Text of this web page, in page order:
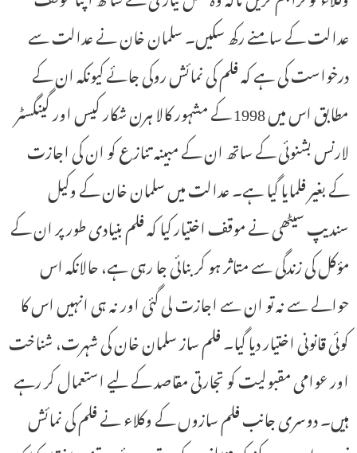
عدالت کے سامنے رکھ سکیں۔ سلمان خان نے عدالت سے
درخواست کی ہے کہ فلم کی نمائش روکی جائے کیونکہ ان کے
مطابق اس میں 1998 کے مشہور کالا ہرن شکار کیس اور گینگسٹر
لارنس بشنوئی کے ساتھ ان کے مبینہ تنازع کو ان کی اجازت
کے بغیر فلمایا گیا ہے۔ عدالت میں سلمان خان کے وکیل
سندیپ سیٹھی نے موقف اختیار کیا کہ فلم بنیادی طور پر ان کے
مؤکل کی زندگی سے متاثر ہو کر بنائی جا رہی ہے، حالانکہ اس
حوالے سے نہ تو ان سے اجازت لی گئی اور نہ ہی انہیں اس کا
کوئی قانونی اختیار دیا گیا۔ فلم ساز سلمان خان کی شہرت، شناخت
اور عوامی مقبولیت کو تجارتی مقاصد کے لیے استعمال کر رہے
ہیں۔ دوسری جانب فلم سازوں کے وکلاء نے فلم کی نمائش